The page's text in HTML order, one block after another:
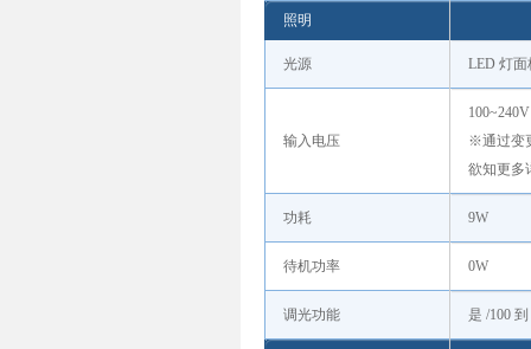
照明
光源 LED 灯面
输入电压
※通过变
欲知更多
功耗 9W
待机功率 0W
调光功能 是 /100 到